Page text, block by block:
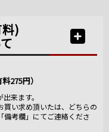
)
料275円）
来ます。
い求め頂いたは、どちらの
考欄」にてご連絡くださ